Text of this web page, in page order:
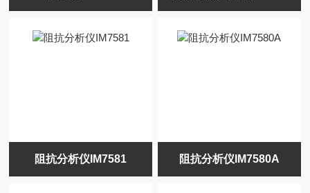
阻抗分析仪IM7581 阻抗分析仪IM7580A